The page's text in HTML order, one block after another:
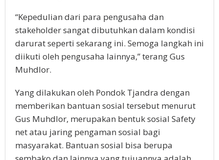
“Kepedulian dari para pengusaha dan
stakeholder sangat dibutuhkan dalam kondisi
darurat seperti sekarang ini. Semoga langkah ini
diikuti oleh pengusaha lainnya,” terang Gus
Muhdlor.
Yang dilakukan oleh Pondok Tjandra dengan
memberikan bantuan sosial tersebut menurut
Gus Muhdlor, merupakan bentuk sosial Safety
net atau jaring pengaman sosial bagi
masyarakat. Bantuan sosial bisa berupa